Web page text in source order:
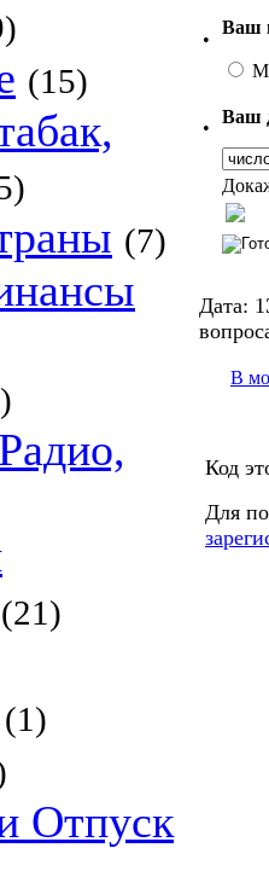
(15)
(7)
(21)
(1)
Отпуск
•
Ваш
•
Ваш
Дата:
В
Код
Для